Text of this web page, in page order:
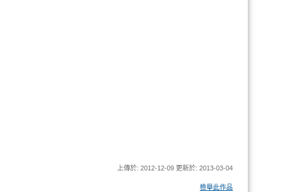
上傳於: 2012-12-09 更新於: 2013-03-04
檢舉此作品